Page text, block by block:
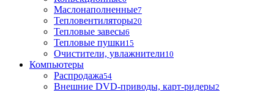
Маслонаполненные7
Тепловентиляторы20
Тепловые завесы6
Тепловые пушки15
Очистители, увлажнители10
Компьютеры
Распродажа54
Внешние DVD-приводы, карт-ридеры2